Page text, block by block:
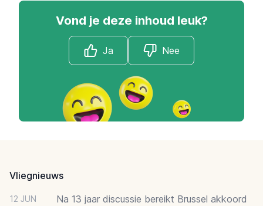
Vond je deze inhoud leuk?
Ja Nee
Vliegnieuws
12 JUN
Na 13 jaar discussie bereikt Brussel akkoord